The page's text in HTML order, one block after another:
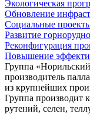
Экологическая
Обновление
Социальные
Развитие
Реконфигурация
Повышение
Группа
производитель
из крупнейших
Группа производит
рутений, селен,